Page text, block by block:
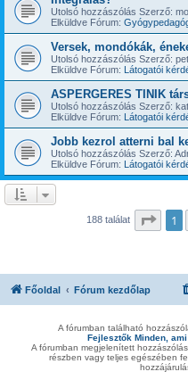
Utolsó hozzászólás Szerző:
Elküldve Fórum:
Versek, mondókák,
Utolsó hozzászólás Szerző:
Elküldve Fórum: Látogatói
ASPERGERES TINIK
Utolsó hozzászólás Szerző:
Elküldve Fórum: Látogatói
Jobb kezrol atterni bal
Utolsó hozzászólás Szerző:
Elküldve Fórum: Látogatói
188 találat 1
Főoldal Fórum kezdőlap
A fórumban található
Fejlesztők Minden,
A fórumban megjelenített
részben vagy teljes egészében